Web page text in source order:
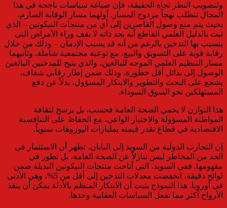
ولتصويب النظر تجاه الحقيقة، فإن صياغة سياسات ناجحة في هذا
المجال تتطلب نهجاً مزدوج المسار. أولهما مسار الوقاية الصارم،
بحيث يتم منع وصول القاصرين إلى أي من منتجات النيكوتين – الذي
ثبت بالدليل العلمي القاطع أنه بحد ذاته لا يقف وراء الأمراض التي
يتسبب بها التدخين بالرغم من أنه قد يسبب الإدمان – وذلك من خلال
رقابة قوية على التسويق والبيع، مع توعية مجتمعية شاملة. وثانيهما
مسار التنظيم العلمي الموجه للبالغين، والذي يتيح للمدخنين البالغين
الوصول إلى بدائل أقل خطورة، وذلك ضمن إطار رقابي شفاف،
يشجع على البحث والتطوير والابتكار المسؤول، بدلاً عن دفع
المستهلكين نحو السوق السوداء.
هذا التوازن لا يحمي الصحة العامة فحسب، بل يرسخ لثقافة
المواطنة المسؤولة والاختيار الواعي، مع الحفاظ على التنافسية
الاقتصادية في قطاع تقدر قيمته بمليارات اليوروهات سنوياً.
إن التجارب الدولية من السويد إلى اليابان، تظهر أن الاستثمار في
الحد من المخاطر ليس تنازلاً عن الصحة العامة، بل تطور في
مفهومها. ففي السويد، التي أتاحت منتجات النيكوتين البديلة ضمن
لوائح دقيقة، انخفضت معدلات التدخين إلى أقل من 5%، وهي الأدنى
في أوروبا. هذا النموذج يثبت أن الابتكار المنظم بالأدلة يمكن أن ينقذ
الأرواح أكثر مما تفعل السياسات العقابية وحدها.